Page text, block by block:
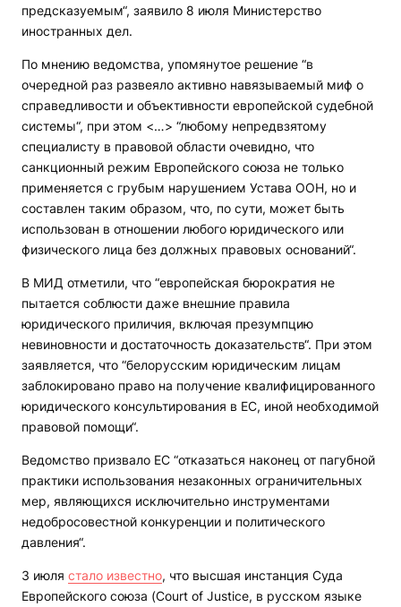
предсказуемым“, заявило 8 июля Министерство
иностранных дел.
По мнению ведомства, упомянутое решение “в
очередной раз развеяло активно навязываемый миф о
справедливости и объективности европейской судебной
системы“, при этом <…> “любому непредвзятому
специалисту в правовой области очевидно, что
санкционный режим Европейского союза не только
применяется с грубым нарушением Устава ООН, но и
составлен таким образом, что, по сути, может быть
использован в отношении любого юридического или
физического лица без должных правовых оснований“.
В МИД отметили, что “европейская бюрократия не
пытается соблюсти даже внешние правила
юридического приличия, включая презумпцию
невиновности и достаточность доказательств“. При этом
заявляется, что “белорусским юридическим лицам
заблокировано право на получение квалифицированного
юридического консультирования в ЕС, иной необходимой
правовой помощи“.
Ведомство призвало ЕС “отказаться наконец от пагубной
практики использования незаконных ограничительных
мер, являющихся исключительно инструментами
недобросовестной конкуренции и политического
давления“.
3 июля стало известно, что высшая инстанция Суда
Европейского союза (Court of Justice, в русском языке